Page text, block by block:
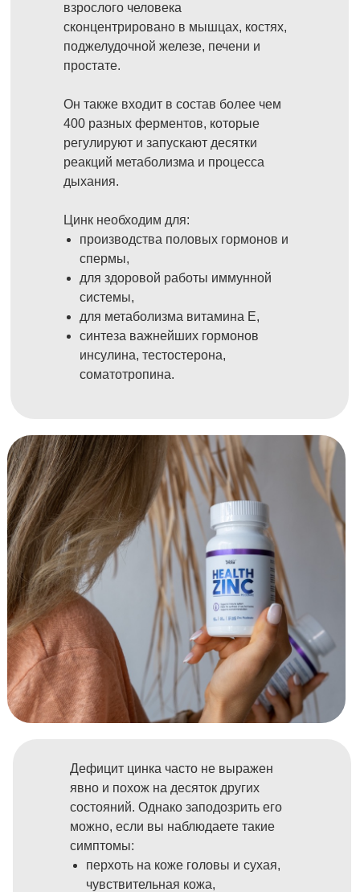
взрослого человека
сконцентрировано в мышцах, костях,
поджелудочной железе, печени и
простате.
Он также входит в состав более чем
400 разных ферментов, которые
регулируют и запускают десятки
реакций метаболизма и процесса
дыхания.
Цинк необходим для:
производства половых гормонов и
спермы,
для здоровой работы иммунной
системы,
для метаболизма витамина E,
синтеза важнейших гормонов
инсулина, тестостерона,
соматотропина.
Дефицит цинка часто не выражен
явно и похож на десяток других
состояний. Однако заподозрить его
можно, если вы наблюдаете такие
симптомы:
перхоть на коже головы и сухая,
чувствительная кожа,